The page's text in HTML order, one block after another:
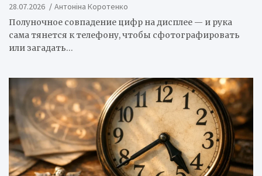
28.07.2026
Антоніна Коротенко
Полуночное совпадение цифр на дисплее — и рука
сама тянется к телефону, чтобы сфотографировать
или загадать…